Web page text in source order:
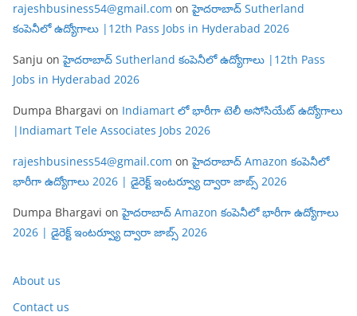
rajeshbusiness54@gmail.com onహైదరాబాద్ Sutherland
కంపెనీలో ఉద్యోగాలు |12th Pass Jobs in Hyderabad 2026
Sanju onహైదరాబాద్ Sutherland కంపెనీలో ఉద్యోగాలు |12th Pass
Jobs in Hyderabad 2026
Dumpa Bhargavi on Indiamart లో భారీగా టెలీ అసోసియేట్ ఉద్యోగాలు
|Indiamart Tele Associates Jobs 2026
rajeshbusiness54@gmail.com onహైదరాబాద్ Amazon కంపెనీలో
భారీగా ఉద్యోగాలు 2026 | డైరెక్ట్ ఇంటర్వ్యూ ద్వారా జాబ్స్ 2026
Dumpa Bhargavi onహైదరాబాద్ Amazon కంపెనీలో భారీగా ఉద్యోగాలు
2026 | డైరెక్ట్ ఇంటర్వ్యూ ద్వారా జాబ్స్ 2026
About us
Contact us